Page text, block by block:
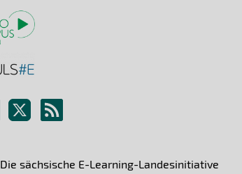
Die sächsische E-Learning-Landesinitiative